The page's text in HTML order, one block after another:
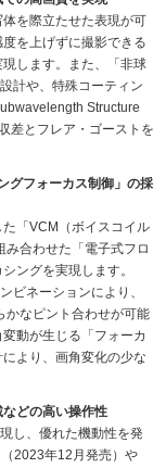
を際立たせた表現が可
を上げずに撮影できる
します。また、「非球
計や、特殊コーティン
Structure
差とフレア・ゴーストを
グフォーカス制御」の採
「VCM（ボイスコイル
合わせた「電子式フロ
ングを実現します。
ビネーションにより、
かなピント合わせが可能
動が生じる「フォーカ
より、画角変化の少な
どの高い操作性
し、優れた機動性を発
2023年12月発売）や